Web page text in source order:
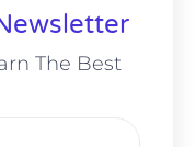
The Best